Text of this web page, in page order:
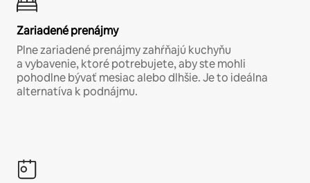
Zariadené prenájmy
Plne zariadené prenájmy zahŕňajú kuchyňu
a vybavenie, ktoré potrebujete, aby ste mohli
pohodlne bývať mesiac alebo dlhšie. Je to ideálna
alternatíva k podnájmu.